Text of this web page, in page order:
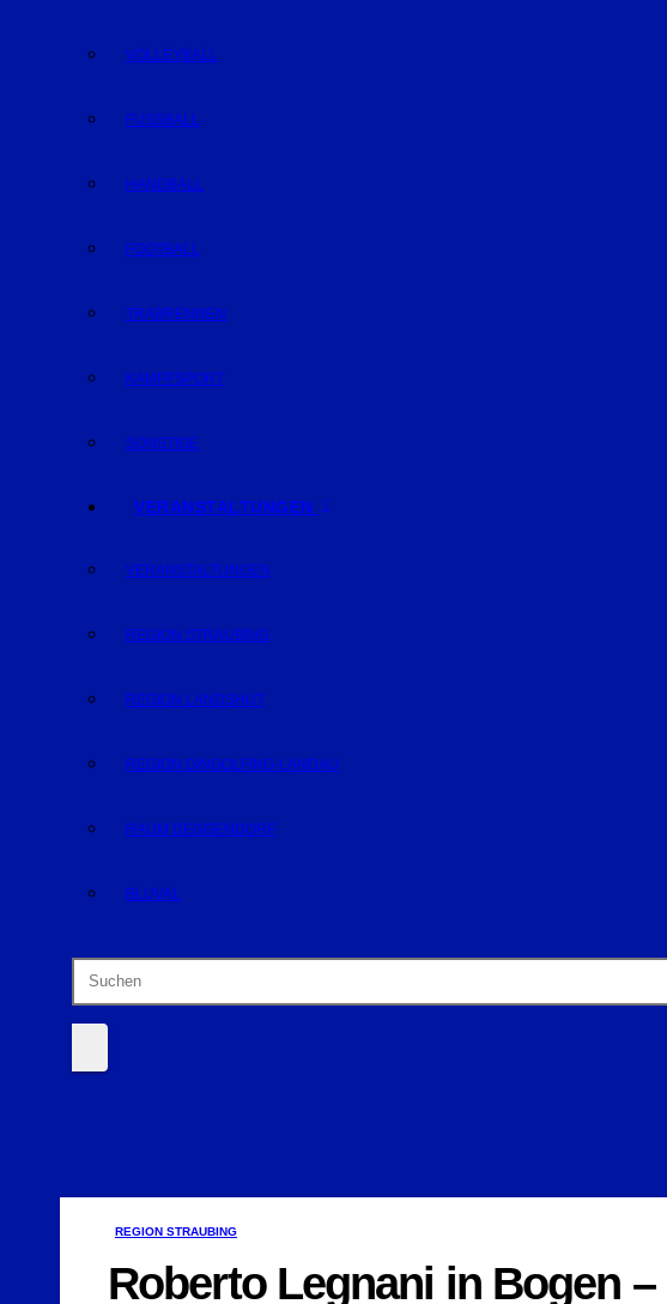
VOLLEYBALL
FUSSBALL
HANDBALL
FOOTBALL
TRABRENNEN
KAMPFSPORT
SONSTIGE
VERANSTALTUNGEN
VERANSTALTUNGEN
REGION STRAUBING
REGION LANDSHUT
REGION DINGOLFING-LANDAU
RAUM DEGGENDORF
BLUVAL
REGION STRAUBING
Roberto Legnani in Bogen